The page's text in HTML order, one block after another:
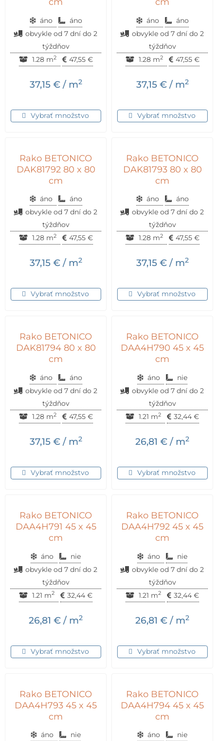
áno
áno
obvykle od 7 dní do 2
týždňov
1.28 m2 47,55 €
37,15 €/ m2
Vybrať množstvo
áno
áno
obvykle od 7 dní do 2
týždňov
1.28 m2 47,55 €
37,15 €/ m2
Vybrať množstvo
Rako BETONICO
DAK81792 80 x 80
cm
áno
áno
obvykle od 7 dní do 2
týždňov
1.28 m2 47,55 €
37,15 €/ m2
Vybrať množstvo
Rako BETONICO
DAK81793 80 x 80
cm
áno
áno
obvykle od 7 dní do 2
týždňov
1.28 m2 47,55 €
37,15 €/ m2
Vybrať množstvo
Rako BETONICO
DAK81794 80 x 80
cm
áno
áno
obvykle od 7 dní do 2
týždňov
1.28 m2 47,55 €
37,15 €/ m2
Vybrať množstvo
Rako BETONICO
DAA4H790 45 x 45
cm
áno
nie
obvykle od 7 dní do 2
týždňov
1.21 m2 32,44 €
26,81 € / m2
Vybrať množstvo
Rako BETONICO
DAA4H791 45 x 45
cm
áno
nie
obvykle od 7 dní do 2
týždňov
1.21 m2 32,44 €
26,81 € / m2
Vybrať množstvo
Rako BETONICO
DAA4H792 45 x 45
cm
áno
nie
obvykle od 7 dní do 2
týždňov
1.21 m2 32,44 €
26,81 € / m2
Vybrať množstvo
Rako BETONICO
DAA4H793 45 x 45
cm
áno
nie
Rako BETONICO
DAA4H794 45 x 45
cm
áno
nie